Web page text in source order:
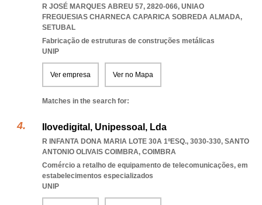
R JOSÉ MARQUES ABREU 57, 2820-066, UNIAO
FREGUESIAS CHARNECA CAPARICA SOBREDA ALMADA,
SETUBAL
Fabricação de estruturas de construções metálicas
UNIP
Ver empresa Ver no Mapa
Matches in the search for:
Ilovedigital, Unipessoal, Lda
R INFANTA DONA MARIA LOTE 30A 1ºESQ., 3030-330, SANTO
ANTONIO OLIVAIS COIMBRA, COIMBRA
Comércio a retalho de equipamento de telecomunicações, em
estabelecimentos especializados
UNIP